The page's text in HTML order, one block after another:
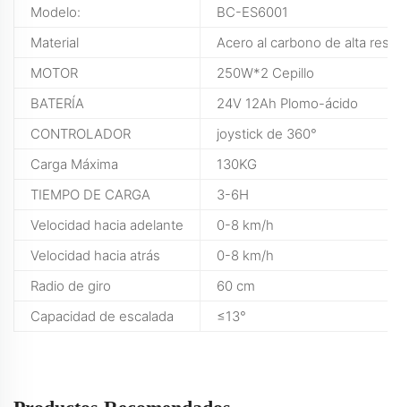
Modelo:
BC-ES6001
Material
Acero al carbono de alta
MOTOR
250W*2 Cepillo
BATERÍA
24V 12Ah Plomo-ácido
CONTROLADOR
joystick de 360°
Carga Máxima
130KG
TIEMPO DE CARGA
3-6H
Velocidad hacia adelante
0-8 km/h
Velocidad hacia atrás
0-8 km/h
Radio de giro
60 cm
Capacidad de escalada
≤13°